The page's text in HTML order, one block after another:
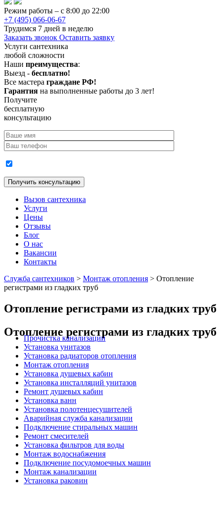
Режим работы – с 8:00 до 22:00
+7 (495) 066-06-67
Трудимся 7 дней в неделю
Заказать звонок Оставить заявку
Услуги сантехника
любой сложности
Наши преимущества:
Выезд - бесплатно!
Все мастера граждане РФ!
Гарантия на выполненные работы до 3 лет!
Получите
бесплатную
консультацию
Вызов сантехника
Услуги
Цены
Отзывы
Блог
О нас
Вакансии
Контакты
Служба сантехников > Монтаж отопления > Отопление
регистрами из гладких труб
Отопление регистрами из гладких труб
Отопление регистрами из гладких труб
Прочистка канализации
Установка унитазов
Установка радиаторов отопления
Монтаж отопления
Установка душевых кабин
Установка инсталляций унитазов
Ремонт душевых кабин
Установка ванн
Установка полотенцесушителей
Аварийная служба канализации
Подключение стиральных машин
Ремонт смесителей
Установка фильтров для воды
Монтаж водоснабжения
Подключение посудомоечных машин
Монтаж канализации
Установка раковин